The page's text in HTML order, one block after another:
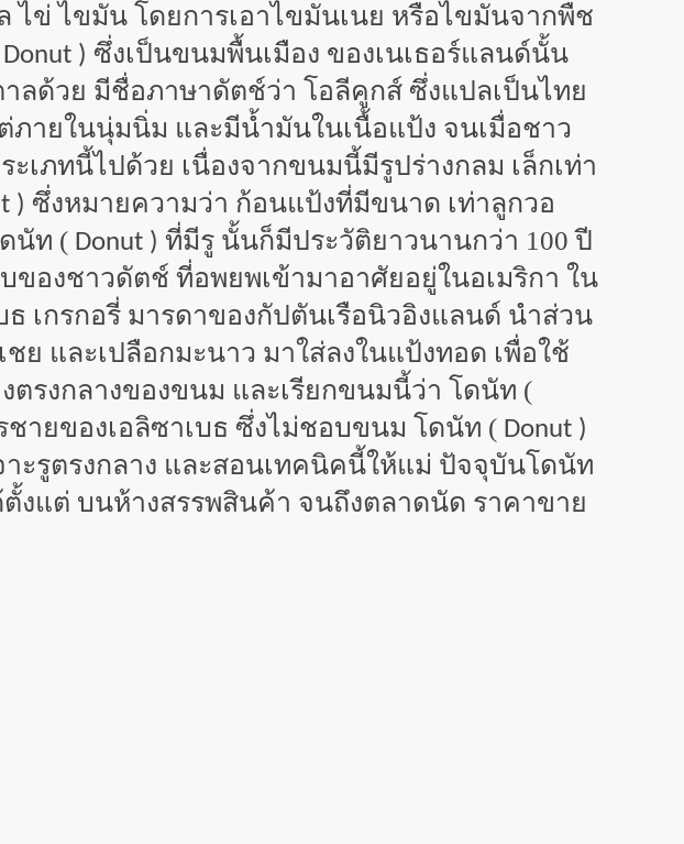
ข่ ไขมัน โดยการเอาไขมันเนย หรือไขมันจากพืช
Donut ) ซึ่งเป็นขนมพื้นเมือง ของเนเธอร์แลนด์นั้น
ลด้วย มีชื่อภาษาดัตช์ว่า โอลีคูกส์ ซึ่งแปลเป็นไทย
ภายในนุ่มนิ่ม และมีน้ำมันในเนื้อแป้ง จนเมื่อชาว
เภทนี้ไปด้วย เนื่องจากขนมนี้มีรูปร่างกลม เล็กเท่า
) ซึ่งหมายความว่า ก้อนแป้งที่มีขนาด เท่าลูกวอ
นัท ( Donut ) ที่มีรู นั้นก็มีประวัติยาวนานกว่า 100 ปี
ของชาวดัตช์ ที่อพยพเข้ามาอาศัยอยู่ในอเมริกา ใน
เกรกอรี่ มารดาของกัปตันเรือนิวอิงแลนด์ นำส่วน
ย และเปลือกมะนาว มาใส่ลงในแป้งทอด เพื่อใช้
ตรงกลางของขนม และเรียกขนมนี้ว่า โดนัท (
ายของเอลิซาเบธ ซึ่งไม่ชอบขนม โดนัท ( Donut )
ะรูตรงกลาง และสอนเทคนิคนี้ให้แม่ ปัจจุบันโดนัท
งแต่ บนห้างสรรพสินค้า จนถึงตลาดนัด ราคาขาย